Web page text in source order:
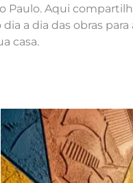
Paulo. Aqui
a dia das obras
casa.